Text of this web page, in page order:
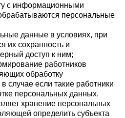
с информационными
персональные
данные в условиях, при
их сохранность и
доступ к ним;
работников
обработку
случае если такие работники
персональных данных.
хранение персональных
определить субъекта